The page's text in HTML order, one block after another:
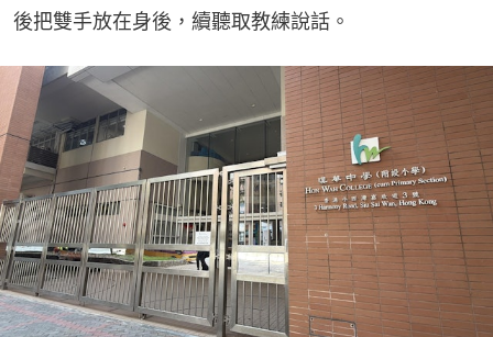
後把雙手放在身後，續聽取教練說話。